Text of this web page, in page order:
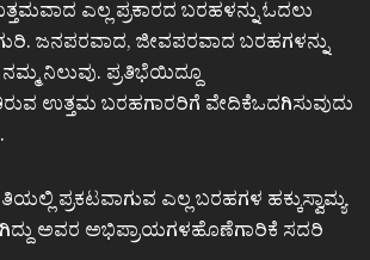
ಎಲ್ಲ ಪ್ರಕಾರದ ಬರಹಳನ್ನು ಓದಲು
ಜನಪರವಾದ, ಜೀವಪರವಾದ ಬರಹಗಳನ್ನು
ನಮ್ಮ ನಿಲುವು. ಪ್ರತಿಭೆಯಿದ್ದೂ
ಉತ್ತಮ ಬರಹಗಾರರಿಗೆ ವೇದಿಕೆಒದಗಿಸುವುದು
ಪ್ರಕಟವಾಗುವ ಎಲ್ಲ ಬರಹಗಳ ಹಕ್ಕುಸ್ವಾಮ್ಯ
ಅವರ ಅಭಿಪ್ರಾಯಗಳಹೊಣೆಗಾರಿಕೆ ಸದರಿ